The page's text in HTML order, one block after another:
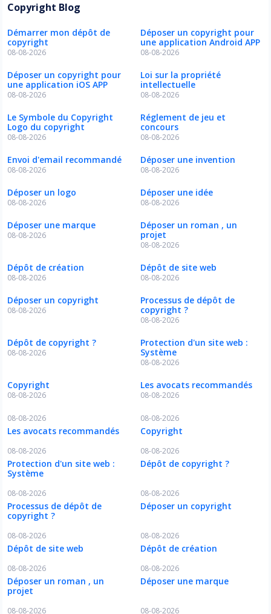
Copyright Blog
Démarrer mon dépôt de
copyright
08-08-2026
Déposer un copyright pour
une application Android APP
08-08-2026
Déposer un copyright pour
une application iOS APP
08-08-2026
Loi sur la propriété
intellectuelle
08-08-2026
Le Symbole du Copyright
Logo du copyright
08-08-2026
Réglement de jeu et
concours
08-08-2026
Envoi d'email recommandé
08-08-2026
Déposer une invention
08-08-2026
Déposer un logo
08-08-2026
Déposer une idée
08-08-2026
Déposer une marque
08-08-2026
Déposer un roman , un
projet
08-08-2026
Dépôt de création
08-08-2026
Dépôt de site web
08-08-2026
Déposer un copyright
08-08-2026
Processus de dépôt de
copyright ?
08-08-2026
Dépôt de copyright ?
08-08-2026
Protection d'un site web :
Système
08-08-2026
Copyright
08-08-2026
Les avocats recommandés
08-08-2026
08-08-2026
Les avocats recommandés
08-08-2026
Copyright
08-08-2026
Protection d'un site web :
Système
08-08-2026
Dépôt de copyright ?
08-08-2026
Processus de dépôt de
copyright ?
08-08-2026
Déposer un copyright
08-08-2026
Dépôt de site web
08-08-2026
Dépôt de création
08-08-2026
Déposer un roman , un
projet
08-08-2026
Déposer une marque
08-08-2026 08-08-2026